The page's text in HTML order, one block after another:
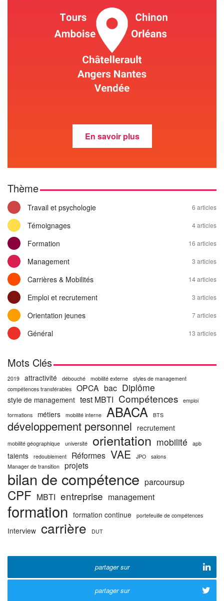
En savoir plus
Thème
Travail et psychologie 6 articles
Témoignages 4 articles
Formation 16 articles
Management 3 articles
Carrières & Mobilités 14 articles
Emploi et recrutement 3 articles
Orientation jeunes 7 articles
Général 13 articles
Mots Clés
2019 attractivité débouché mobilité externe
styles de management
compétences transférables
OPCA bac Diplôme
style de management test MBTI Compétences
emploi
formations
métiers mobilité interne ABACA BTS
développement personnel recrutement
mobilité géographique université orientation mobilité apb
talents redoublement Réformes VAE JPO
salons
Manager de transition
projets
bilan de compétence parcoursup
CPF MBTI entreprise management
formation formation continue portefeuille de compétences
Interview carrière DUT
partager sur
partager sur